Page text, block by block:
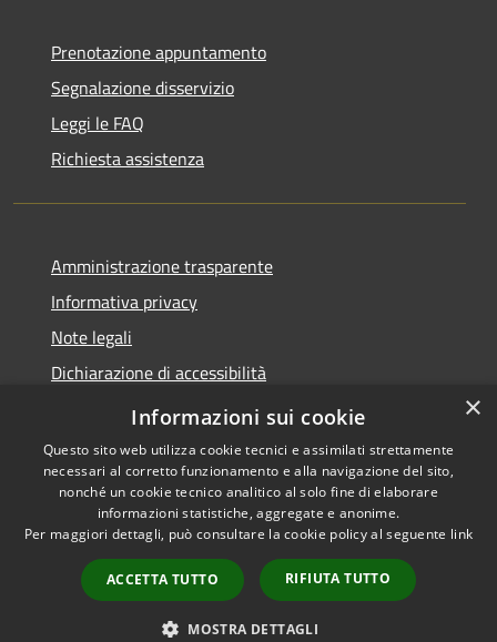
Prenotazione appuntamento
Segnalazione disservizio
Leggi le FAQ
Richiesta assistenza
Amministrazione trasparente
Informativa privacy
Note legali
Dichiarazione di accessibilità
Privacy e protezione dei dati
Accessibilità
Copyright © 2026 • Comune di
Carini • Powered by
Municipium•
Accesso
redazione
×
Informazioni sui cookie
Questo sito web utilizza cookie tecnici e assimilati strettamente
necessari al corretto funzionamento e alla navigazione del sito,
nonché un cookie tecnico analitico al solo fine di elaborare
informazioni statistiche, aggregate e anonime.
Per maggiori dettagli, può consultare la cookie policy al seguente link
ACCETTA TUTTO RIFIUTA TUTTO
MOSTRA DETTAGLI